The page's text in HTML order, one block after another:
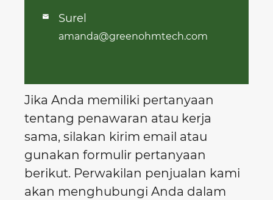
 Surel
amanda@greenohmtech.com
Jika Anda memiliki pertanyaan
tentang penawaran atau kerja
sama, silakan kirim email atau
gunakan formulir pertanyaan
berikut. Perwakilan penjualan kami
akan menghubungi Anda dalam